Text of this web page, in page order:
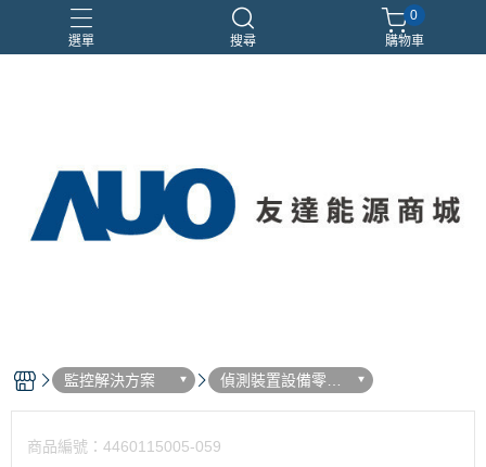
選單 搜尋
0
購物車
監控解決方案
偵測裝置設備零配
件
商品編號： 4460115005-059